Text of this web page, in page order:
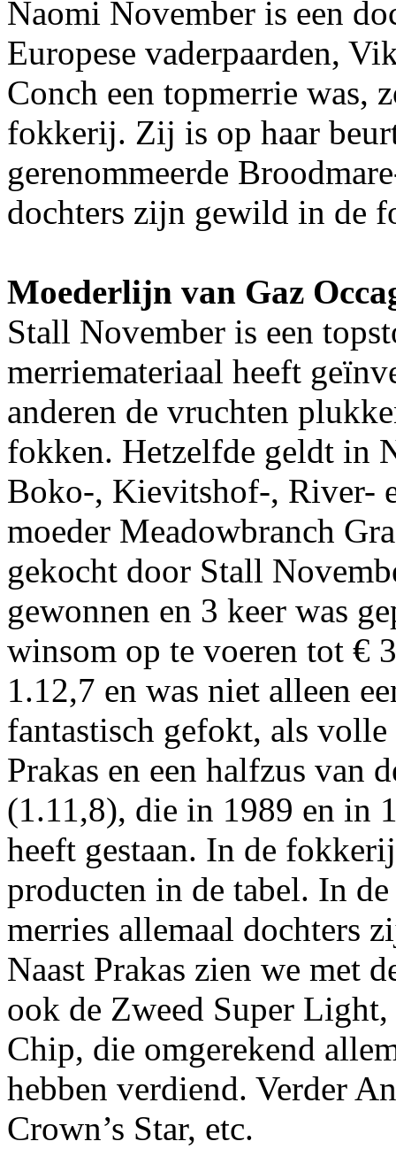
Naomi November is een
Europese vaderpaarden,
Conch een topmerrie was,
fokkerij. Zij is op haar
gerenommeerde
dochters zijn gewild in de
Moederlijn van Gaz
Stall November is een
merriemateriaal heeft
anderen de vruchten
fokken. Hetzelfde geldt in
Boko-, Kievitshof-, River-
moeder Meadowbranch
gekocht door Stall
gewonnen en 3 keer was
winsom op te voeren tot €
1.12,7 en was niet alleen
fantastisch gefokt, als
Prakas en een halfzus van
(1.11,8), die in 1989 en in
heeft gestaan. In de
producten in de tabel. In
merries allemaal dochters
Naast Prakas zien we met
ook de Zweed Super
Chip, die omgerekend
hebben verdiend. Verder
Crown’s Star, etc.